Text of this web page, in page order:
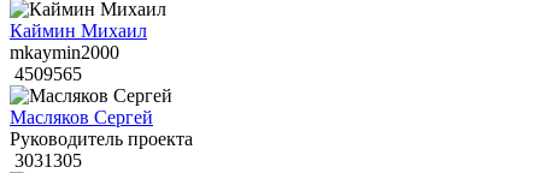
Каймин Михаил
mkaymin2000
4509565
Масляков Сергей
Руководитель проекта
3031305